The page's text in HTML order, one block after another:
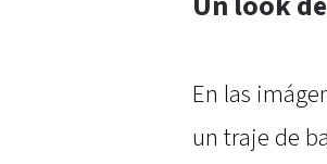
En las
un traje de